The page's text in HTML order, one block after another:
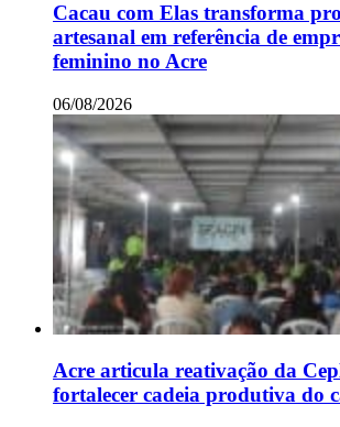
Cacau com Elas transforma
artesanal em referência de
feminino no Acre
06/08/2026
Acre articula reativação da
fortalecer cadeia produtiva do